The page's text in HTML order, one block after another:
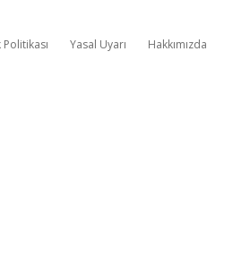
Yasal Uyarı Hakkımızda